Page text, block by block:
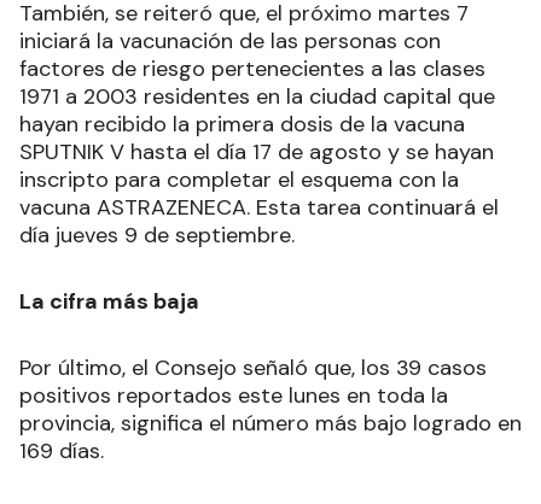
También, se reiteró que, el próximo martes 7
iniciará la vacunación de las personas con
factores de riesgo pertenecientes a las clases
1971 a 2003 residentes en la ciudad capital que
hayan recibido la primera dosis de la vacuna
SPUTNIK V hasta el día 17 de agosto y se hayan
inscripto para completar el esquema con la
vacuna ASTRAZENECA. Esta tarea continuará el
día jueves 9 de septiembre.
La cifra más baja
Por último, el Consejo señaló que, los 39 casos
positivos reportados este lunes en toda la
provincia, significa el número más bajo logrado en
169 días.